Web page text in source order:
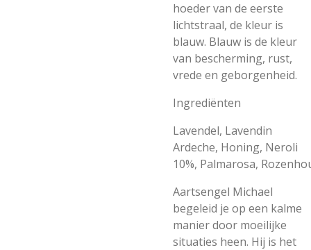
hoeder van de eerste
lichtstraal, de kleur is
blauw. Blauw is de kleur
van bescherming, rust,
vrede en geborgenheid.
Ingrediënten
Lavendel, Lavendin
Ardeche, Honing, Neroli
10%, Palmarosa,
Aartsengel Michael
begeleid je op een kalme
manier door moeilijke
situaties heen. Hij is het